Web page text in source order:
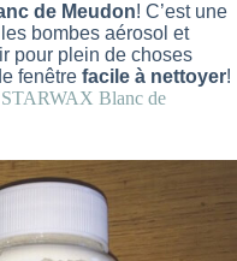
de Meudon! C’est une
bombes aérosol et
pour plein de choses
fenêtre facile à nettoyer!
STARWAX Blanc de